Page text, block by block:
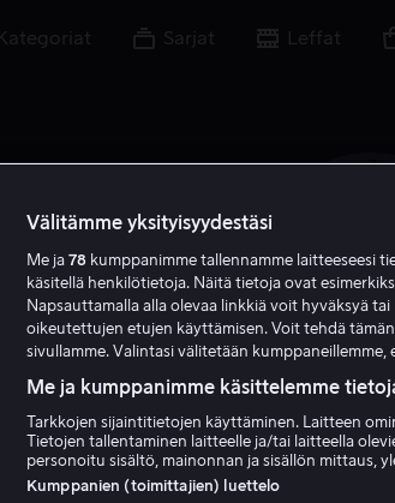
Kategoriat Sarjat Leffat
Joey
Tuottaja
Välitämme yksityisyydestäsi
Me ja 78 kumppanimme tallennamme laitteeseesi
käsitellä henkilötietoja. Näitä tietoja ovat
Napsauttamalla alla olevaa linkkiä voit hyväksyä
oikeutettujen etujen käyttämisen. Voit tehdä
sivullamme. Valintasi välitetään
Me ja kumppanimme käsittelemme
Tarkkojen sijaintitietojen käyttäminen. Laitteen
Tietojen tallentaminen laitteelle ja/tai laitteella
personoitu sisältö, mainonnan ja sisällön mittaus,
Kumppanien (toimittajien) luettelo